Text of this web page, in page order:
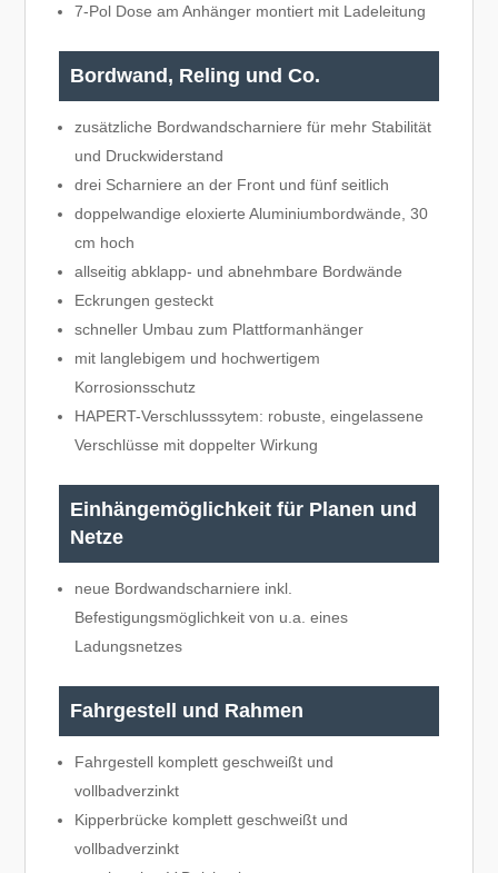
7-Pol Dose am Anhänger montiert mit Ladeleitung
Bordwand, Reling und Co.
zusätzliche Bordwandscharniere für mehr Stabilität
und Druckwiderstand
drei Scharniere an der Front und fünf seitlich
doppelwandige eloxierte Aluminiumbordwände, 30
cm hoch
allseitig abklapp- und abnehmbare Bordwände
Eckrungen gesteckt
schneller Umbau zum Plattformanhänger
mit langlebigem und hochwertigem
Korrosionsschutz
HAPERT-Verschlusssytem: robuste, eingelassene
Verschlüsse mit doppelter Wirkung
Einhängemöglichkeit für Planen und
Netze
neue Bordwandscharniere inkl.
Befestigungsmöglichkeit von u.a. eines
Ladungsnetzes
Fahrgestell und Rahmen
Fahrgestell komplett geschweißt und
vollbadverzinkt
Kipperbrücke komplett geschweißt und
vollbadverzinkt